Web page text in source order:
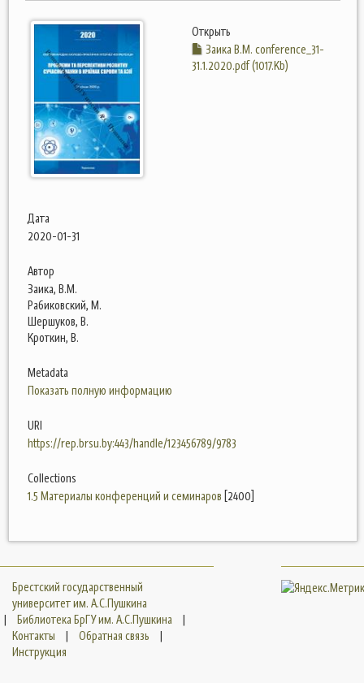
Открыть
Заика В.М. conference_31-
31.1.2020.pdf (1017.Kb)
Дата
2020-01-31
Автор
Заика, В.М.
Рабиковский, М.
Шершуков, В.
Кроткин, В.
Metadata
Показать полную информацию
URI
https://rep.brsu.by:443/handle/123456789/9783
Collections
1.5 Материалы конференций и семинаров [2400]
Брестский государственный
университет им. А.С.Пушкина
|
Библиотека БрГУ им. А.С.Пушкина
|
Контакты
| Обратная связь
|
Инструкция